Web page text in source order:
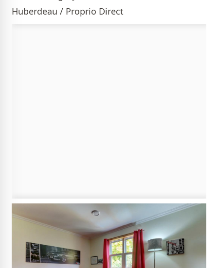
Huberdeau / Proprio Direct